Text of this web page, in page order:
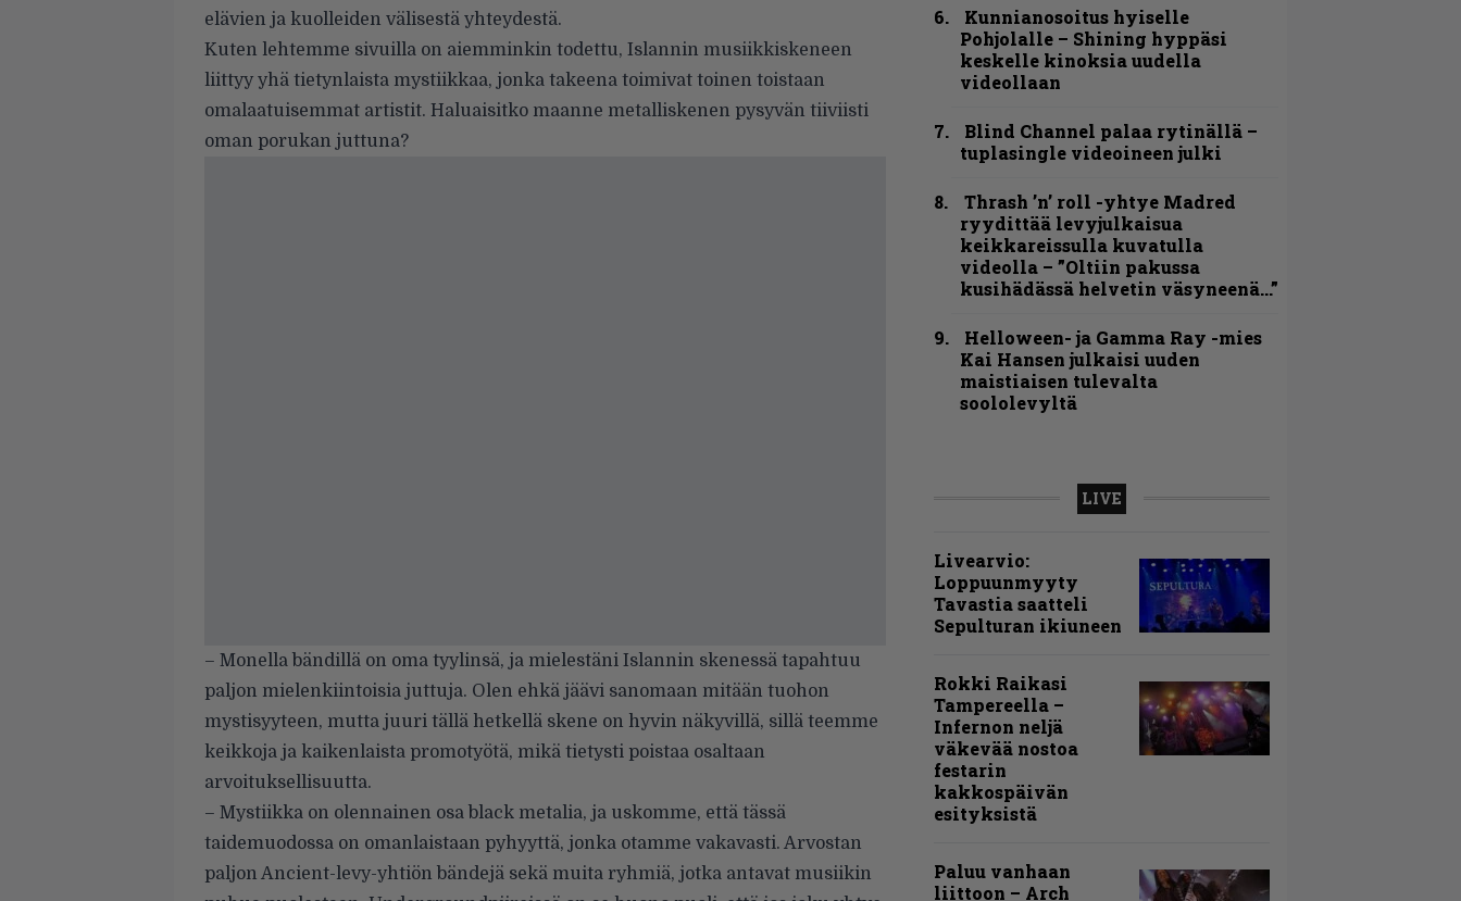
elävien ja kuolleiden välisestä yhteydestä.
Kuten lehtemme sivuilla on aiemminkin todettu, Islannin musiikkiskeneen
liittyy yhä tietynlaista mystiikkaa, jonka takeena toimivat toinen toistaan
omalaatuisemmat artistit. Haluaisitko maanne metalliskenen pysyvän tiiviisti
oman porukan juttuna?
– Monella bändillä on oma tyylinsä, ja mielestäni Islannin skenessä tapahtuu
paljon mielenkiintoisia juttuja. Olen ehkä jäävi sanomaan mitään tuohon
mystisyyteen, mutta juuri tällä hetkellä skene on hyvin näkyvillä, sillä teemme
keikkoja ja kaikenlaista promotyötä, mikä tietysti poistaa osaltaan
arvoituksellisuutta.
– Mystiikka on olennainen osa black metalia, ja uskomme, että tässä
taidemuodossa on omanlaistaan pyhyyttä, jonka otamme vakavasti. Arvostan
paljon Ancient-levy-yhtiön bändejä sekä muita ryhmiä, jotka antavat musiikin
Kunnianosoitus hyiselle
Pohjolalle – Shining hyppäsi
keskelle kinoksia uudella
videollaan
Blind Channel palaa rytinällä –
tuplasingle videoineen julki
Thrash ’n’ roll -yhtye Madred
ryydittää levyjulkaisua
keikkareissulla kuvatulla
videolla – ”Oltiin pakussa
kusihädässä helvetin väsyneenä…”
Helloween- ja Gamma Ray -mies
Kai Hansen julkaisi uuden
maistiaisen tulevalta
soololevyltä
LIVE
Livearvio:
Loppuunmyyty
Tavastia saatteli
Sepulturan ikiuneen
Rokki Raikasi
Tampereella –
Infernon neljä
väkevää nostoa
festarin
kakkospäivän
esityksistä
Paluu vanhaan
liittoon – Arch